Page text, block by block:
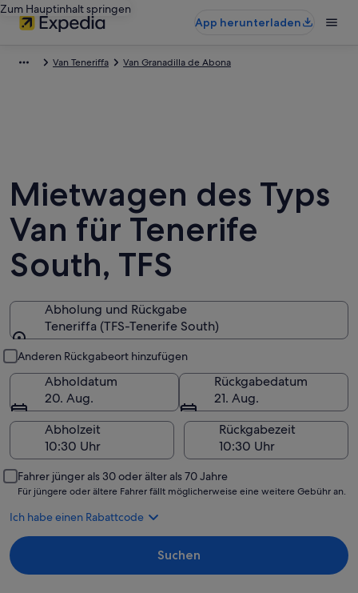
Zum Hauptinhalt springen
App herunterladen
Van Teneriffa Van Granadilla de Abona
Mietwagen des Typs
Van für Tenerife
South, TFS
Abholung und Rückgabe
Teneriffa (TFS-Tenerife South)
Anderen Rückgabeort hinzufügen
Abholdatum
20. Aug.
Rückgabedatum
21. Aug.
Abholzeit
Rückgabezeit
Fahrer jünger als 30 oder älter als 70 Jahre
Für jüngere oder ältere Fahrer fällt möglicherweise eine weitere Gebühr an.
Ich habe einen Rabattcode
Suchen